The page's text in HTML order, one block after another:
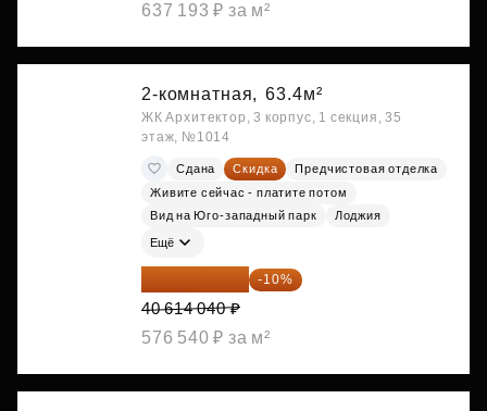
637 193 ₽ за м²
2-комнатная, 63.4м²
ЖК Архитектор, 3 корпус, 1 секция, 35
этаж, №1014
Сдана Скидка
Предчистовая отделка
Живите сейчас - платите потом
Вид на Юго-западный парк
Лоджия
Ещё
36 552 636 ₽ -10%
40 614 040 ₽
576 540 ₽ за м²